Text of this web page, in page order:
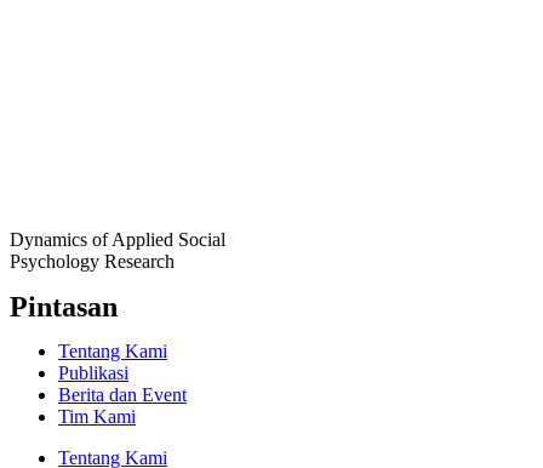
Dynamics of Applied Social
Psychology Research
Pintasan
Tentang Kami
Publikasi
Berita dan Event
Tim Kami
Tentang Kami